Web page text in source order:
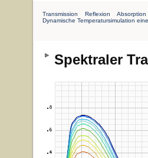
Transmission Reflexion Absorption
Dynamische Temperatursimulation
Spektraler